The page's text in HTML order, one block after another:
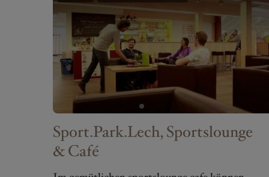
Sport.Park.Lech, Sportslounge
& Café